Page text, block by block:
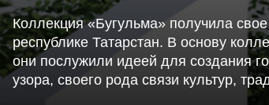
Коллекция «Бугульма» получила
республике Татарстан. В основу
они послужили идеей для создания
узора, своего рода связи культур,